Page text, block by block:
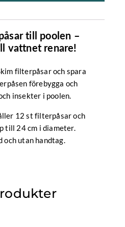
till poolen –
vattnet renare!
filterpåsar och spara
förebygga och
insekter i poolen.
12 st filterpåsar och
till 24 cm i diameter.
och utan handtag.